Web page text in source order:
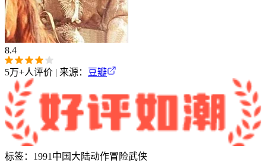
8.4
5万+人评价 | 来源： 豆瓣
标签： 1991 中国大陆动作冒险武侠